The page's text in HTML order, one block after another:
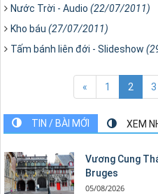
Nước Trời - Audio (22/07/2011)
Kho báu (27/07/2011)
Tấm bánh liên đới - Slideshow
« 1 2 3
TIN / BÀI MỚI XEM
Vương Cung
Bruges
05/08/2026